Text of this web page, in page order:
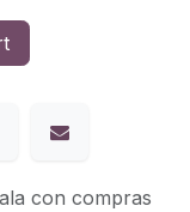
con compras